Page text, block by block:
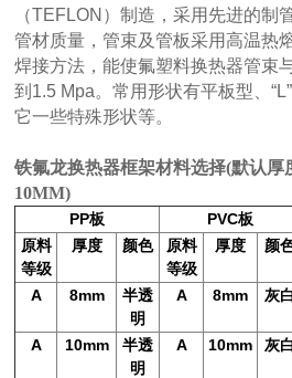
（TEFLON）制造，采用先进的制
管材质量，管束及管板采用高温热
焊接方法，能使氟塑料换热器管束
到1.5 Mpa。常用形状有平板型、
它一些特殊形状等。
铁氟龙换热器框架材料选择(默认
10MM)
PP板 PVC板
原料
等级
厚度 颜色
原料
等级
厚度 颜
A 8mm
半透
明
A 8mm 灰白
A 10mm
半透
明
A 10mm 灰白